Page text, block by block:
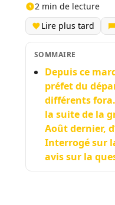
2 min de lecture
Lire plus tard
SOMMAIRE
Depuis ce
préfet du
différents
la suite de la
Août dernier,
Interrogé sur
avis sur la